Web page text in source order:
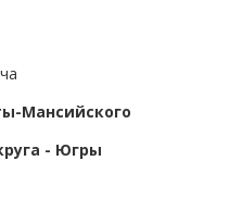
Мансийского
- Югры